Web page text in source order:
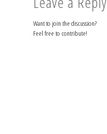
Want to join the discussion?
Feel free to contribute!